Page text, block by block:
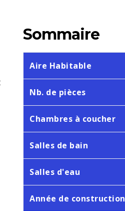
Sommaire
Aire Habitable
Nb. de pièces
Chambres à coucher
Salles de bain
Salles d'eau
Année de construction